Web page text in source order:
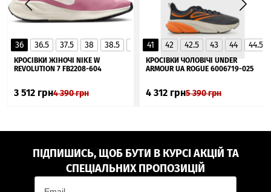
36 36.5 37.5 38 38.5 40 40.5
41
▲
КРОСІВКИ ЖІНОЧІ NIKE W
REVOLUTION 7 FB2208-604
3 512 грн4 390грн
41 42 42.5 43 44 44.5
КРОСІВКИ ЧОЛОВІЧІ UNDER
ARMOUR UA ROGUE 6006719-025
4 312 грн5 390грн
ПІДПИШИСЬ, ЩОБ БУТИ В КУРСІ АКЦІЙ ТА
СПЕЦІАЛЬНИХ ПРОПОЗИЦІЙ